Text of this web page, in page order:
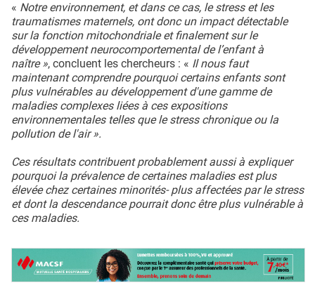
« Notre environnement, et dans ce cas, le stress et les
traumatismes maternels, ont donc un impact détectable
sur la fonction mitochondriale et finalement sur le
développement neurocomportemental de l’enfant à
naître », concluent les chercheurs : « Il nous faut
maintenant comprendre pourquoi certains enfants sont
plus vulnérables au développement d'une gamme de
maladies complexes liées à ces expositions
environnementales telles que le stress chronique ou la
pollution de l'air ».
Ces résultats contribuent probablement aussi à expliquer
pourquoi la prévalence de certaines maladies est plus
élevée chez certaines minorités- plus affectées par le stress
et dont la descendance pourrait donc être plus vulnérable à
ces maladies.